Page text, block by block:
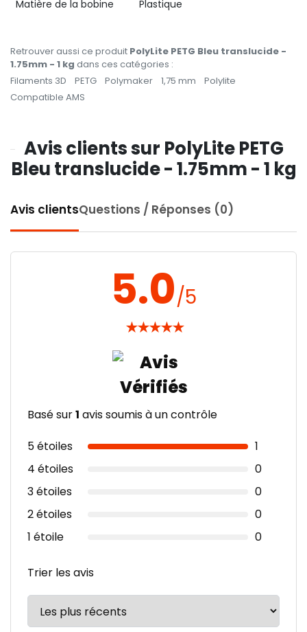
Matière de la bobine Plastique
Retrouver aussi ce produit PolyLite PETG Bleu translucide -
1.75mm - 1 kg dans ces catégories :
Filaments 3D
PETG Polymaker 1,75 mm
Polylite
Compatible AMS
Avis clients sur PolyLite PETG
Bleu translucide - 1.75mm - 1 kg
Avis clientsQuestions / Réponses (0)
5.0/5
★★★★★
Basé sur1 avis soumis à un contrôle
5 étoiles
1
4 étoiles
0
3 étoiles
0
2 étoiles
0
1 étoile
0
Trier les avis